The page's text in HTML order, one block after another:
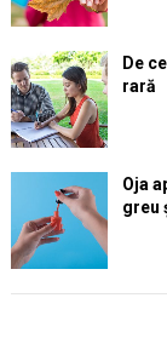
De
rară
Oja
greu